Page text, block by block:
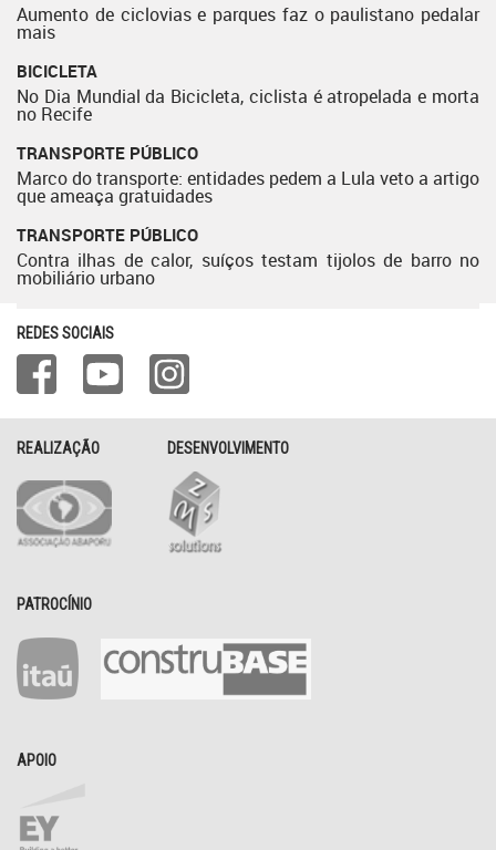
Aumento de ciclovias e parques faz o paulistano pedalar
mais
BICICLETA
No Dia Mundial da Bicicleta, ciclista é atropelada e morta
no Recife
TRANSPORTE PÚBLICO
Marco do transporte: entidades pedem a Lula veto a artigo
que ameaça gratuidades
TRANSPORTE PÚBLICO
Contra ilhas de calor, suíços testam tijolos de barro no
mobiliário urbano
REDES SOCIAIS
REALIZAÇÃO DESENVOLVIMENTO
PATROCÍNIO
APOIO